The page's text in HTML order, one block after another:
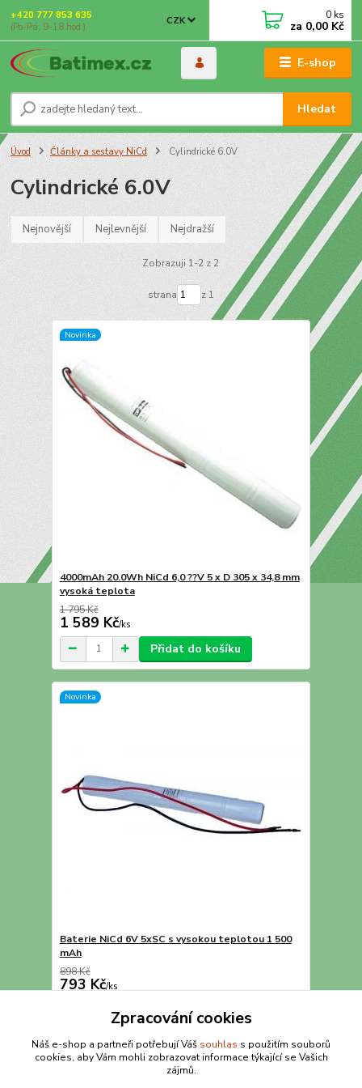
E-shop
CZK
Hledat
+420 777 853 635
(Po-Pá, 9-18 hod.)
0 ks
za 0,00 Kč
Úvod Články a sestavy NiCd Cylindrické 6.0V
Cylindrické 6.0V
Nejnovější Nejlevnější Nejdražší
Zobrazuji 1-2 z 2
strana z 1
Novinka
4000mAh 20.0Wh NiCd 6,0 ??V 5 x D 305 x 34,8 mm
vysoká teplota
1 795 Kč
1 589 Kč/ks
Přidat do košíku
Novinka
Baterie NiCd 6V 5xSC s vysokou teplotou 1 500
mAh
898 Kč
793 Kč/ks
Přidat do košíku
strana z 1
Zpracování cookies
Náš e-shop a partneři potřebují Váš souhlas s použitím souborů
cookies, aby Vám mohli zobrazovat informace týkající se Vašich
zájmů.